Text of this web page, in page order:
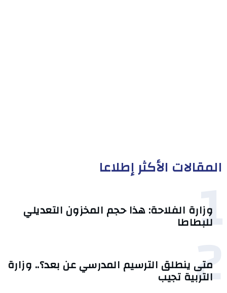
المقالات الأكثر إطلاعا
1
وزارة الفلاحة: هذا حجم المخزون التعديلي
للبطاطا
2
متى ينطلق الترسيم المدرسي عن بعد؟.. وزارة
التربية تجيب